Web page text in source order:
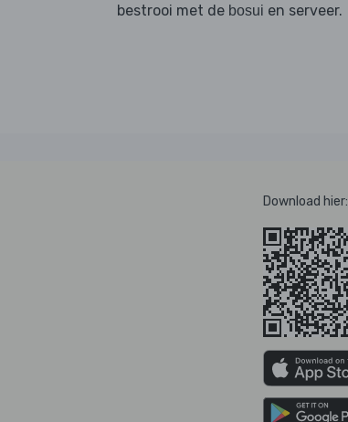
bestrooi met de bosui en serveer.
Download hier: